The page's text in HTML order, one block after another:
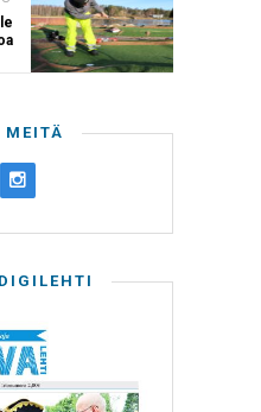
MEITÄ